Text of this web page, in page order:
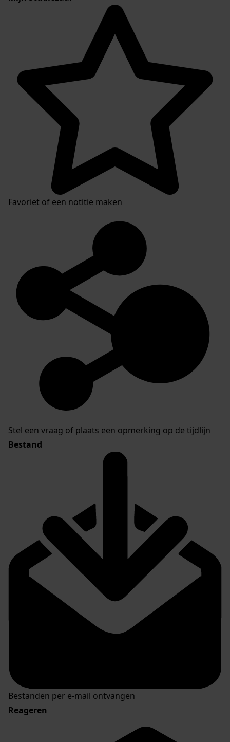
Favoriet of een notitie maken
Stel een vraag of plaats een opmerking op de tijdlijn
Bestand
Bestanden per e-mail ontvangen
Reageren